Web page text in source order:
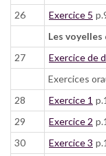
26
Exercice 5
Les
27
Exercice de
Exercices
28
Exercice 1
29
Exercice 2
30
Exercice 3